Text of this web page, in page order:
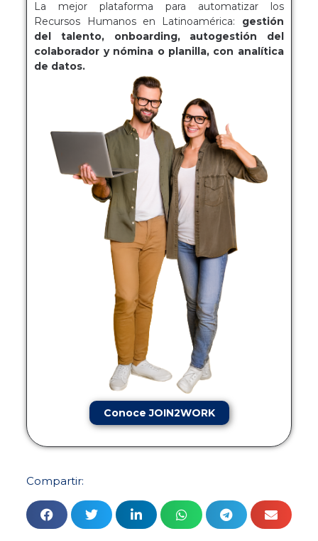
La mejor plataforma para automatizar los
Recursos Humanos en Latinoamérica: gestión
del talento, onboarding, autogestión del
colaborador y nómina o planilla, con analítica
de datos.
Conoce JOIN2WORK
Compartir: